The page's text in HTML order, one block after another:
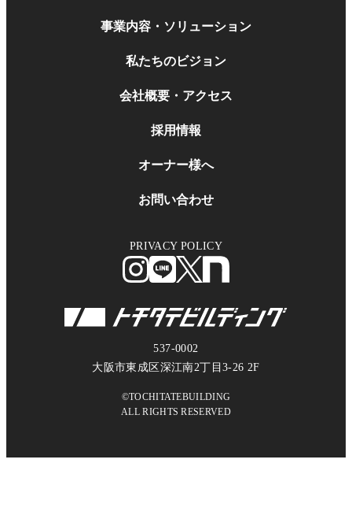
事業内容・ソリューション
私たちのビジョン
会社概要・アクセス
採用情報
オーナー様へ
お問い合わせ
PRIVACY POLICY
537-0002
大阪市東成区深江南2丁目3-26 2F
©TOCHITATEBUILDING
ALL RIGHTS RESERVED